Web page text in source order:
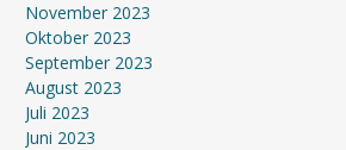
November 2023
Oktober 2023
September 2023
August 2023
Juli 2023
Juni 2023